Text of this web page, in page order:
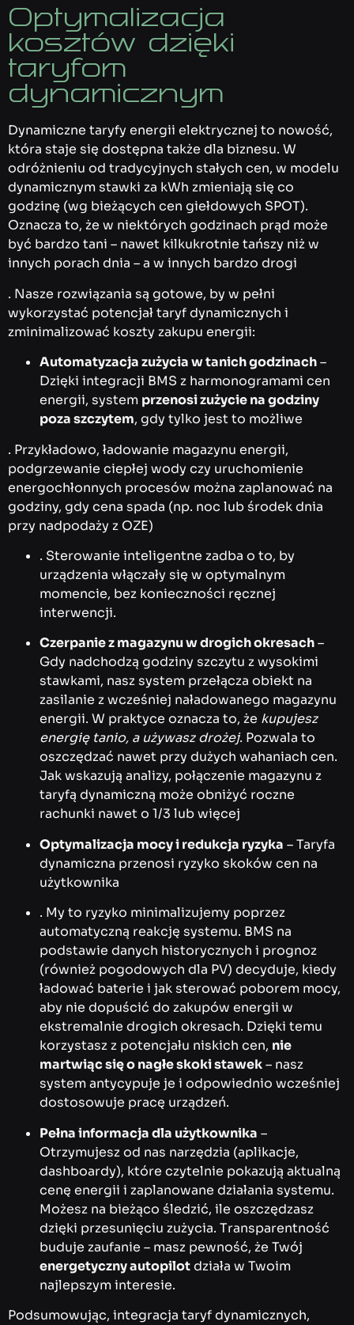
Optymalizacja
kosztów dzięki
taryfom
dynamicznym
Dynamiczne taryfy energii elektrycznej to nowość,
która staje się dostępna także dla biznesu. W
odróżnieniu od tradycyjnych stałych cen, w modelu
dynamicznym stawki za kWh zmieniają się co
godzinę (wg bieżących cen giełdowych SPOT).
Oznacza to, że w niektórych godzinach prąd może
być bardzo tani – nawet kilkukrotnie tańszy niż w
innych porach dnia – a w innych bardzo drogi
. Nasze rozwiązania są gotowe, by w pełni
wykorzystać potencjał taryf dynamicznych i
zminimalizować koszty zakupu energii:
Automatyzacja zużycia w tanich godzinach–
Dzięki integracji BMS z harmonogramami cen
energii, system przenosi zużycie na godziny
poza szczytem, gdy tylko jest to możliwe
. Przykładowo, ładowanie magazynu energii,
podgrzewanie ciepłej wody czy uruchomienie
energochłonnych procesów można zaplanować na
godziny, gdy cena spada (np. noc lub środek dnia
przy nadpodaży z OZE)
. Sterowanie inteligentne zadba o to, by
urządzenia włączały się w optymalnym
momencie, bez konieczności ręcznej
interwencji.
Czerpanie z magazynu w drogich okresach–
Gdy nadchodzą godziny szczytu z wysokimi
stawkami, nasz system przełącza obiekt na
zasilanie z wcześniej naładowanego magazynu
energii. W praktyce oznacza to, że kupujesz
energię tanio, a używasz drożej. Pozwala to
oszczędzać nawet przy dużych wahaniach cen.
Jak wskazują analizy, połączenie magazynu z
taryfą dynamiczną może obniżyć roczne
rachunki nawet o 1/3 lub więcej
Optymalizacja mocy i redukcja ryzyka – Taryfa
dynamiczna przenosi ryzyko skoków cen na
użytkownika
. My to ryzyko minimalizujemy poprzez
automatyczną reakcję systemu. BMS na
podstawie danych historycznych i prognoz
(również pogodowych dla PV) decyduje, kiedy
ładować baterie i jak sterować poborem mocy,
aby nie dopuścić do zakupów energii w
ekstremalnie drogich okresach. Dzięki temu
korzystasz z potencjału niskich cen, nie
martwiąc się o nagłe skoki stawek– nasz
system antycypuje je i odpowiednio wcześniej
dostosowuje pracę urządzeń.
Pełna informacja dla użytkownika –
Otrzymujesz od nas narzędzia (aplikacje,
dashboardy), które czytelnie pokazują aktualną
cenę energii i zaplanowane działania systemu.
Możesz na bieżąco śledzić, ile oszczędzasz
dzięki przesunięciu zużycia. Transparentność
buduje zaufanie – masz pewność, że Twój
energetyczny autopilotdziała w Twoim
najlepszym interesie.
Podsumowując, integracja taryf dynamicznych,